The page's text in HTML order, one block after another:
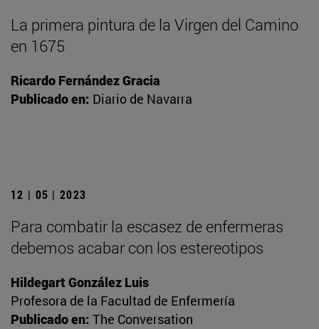
La primera pintura de la Virgen del Camino
en 1675
Ricardo Fernández Gracia
Publicado en: Diario de Navarra
12 | 05 | 2023
Para combatir la escasez de enfermeras
debemos acabar con los estereotipos
Hildegart González Luis
Profesora de la Facultad de Enfermería
Publicado en: The Conversation